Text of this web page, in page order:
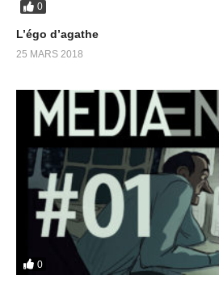
0
L’égo d’agathe
25 MARS 2018
0